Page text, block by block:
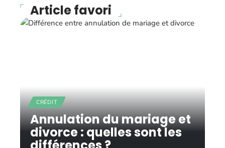
Article favori
CRÉDIT
Annulation du mariage et
divorce : quelles sont les